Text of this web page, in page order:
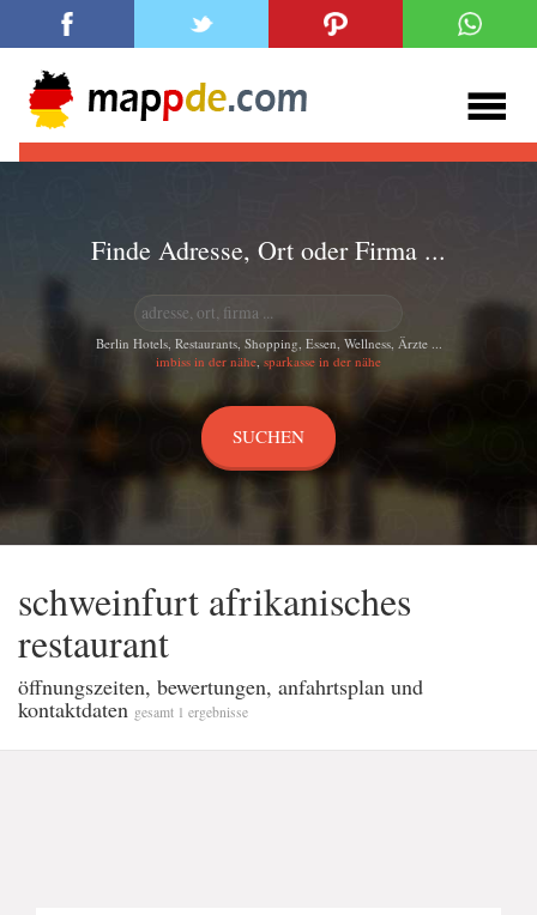
Finde Adresse, Ort oder Firma ...
Berlin Hotels, Restaurants, Shopping, Essen, Wellness, Ärzte ...
imbiss in der nähe, sparkasse in der nähe
schweinfurt afrikanisches
restaurant
öffnungszeiten, bewertungen, anfahrtsplan und
kontaktdaten gesamt 1 ergebnisse